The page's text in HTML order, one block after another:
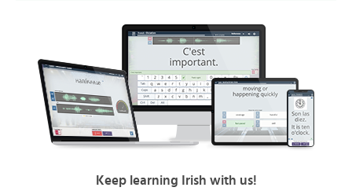
Keep learning Irish with us!